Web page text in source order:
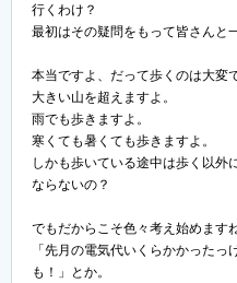
行くわけ？
最初はその疑問をもって皆さんと
本当ですよ、だって歩くのは大変
大きい山を超えますよ。
雨でも歩きますよ。
寒くても暑くても歩きますよ。
しかも歩いている途中は歩く以外
ならないの？
でもだからこそ色々考え始めますね
「先月の電気代いくらかかった
も！」とか。